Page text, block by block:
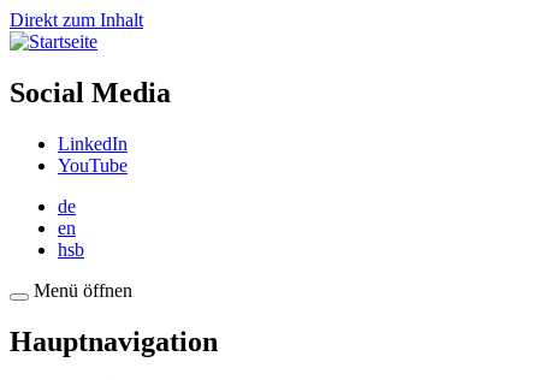
Direkt zum Inhalt
Social Media
LinkedIn
YouTube
de
en
hsb
Menü öffnen
Hauptnavigation